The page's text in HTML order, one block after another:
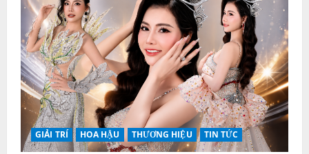
a
t
i
o
n GIẢI TRÍ HOA HẬU THƯƠNG HIỆU TIN TỨC